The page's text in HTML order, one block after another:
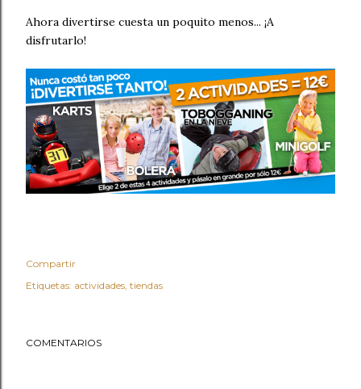
Ahora divertirse cuesta un poquito menos... ¡A
disfrutarlo!
Compartir
Etiquetas: actividades tiendas
COMENTARIOS